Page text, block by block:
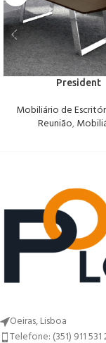
President
Mobiliário de
Reunião,
Oeiras, Lisboa
Telefone: (351) 911